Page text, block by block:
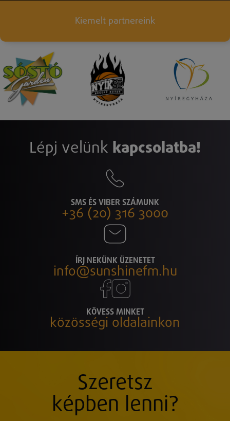
Kiemelt partnereink
Lépj velünk kapcsolatba!
SMS ÉS VIBER SZÁMUNK
+36 (20) 316 3000
ÍRJ NEKÜNK ÜZENETET
info@sunshinefm.hu
KÖVESS MINKET
közösségi oldalainkon
Szeretsz
képben lenni?